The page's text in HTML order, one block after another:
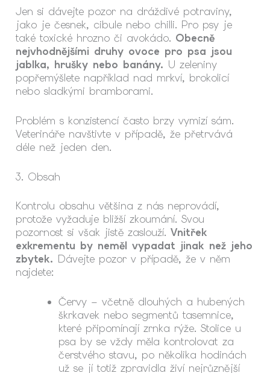
Jen si dávejte pozor na dráždivé potraviny,
jako je česnek, cibule nebo chilli. Pro psy je
také toxické hrozno či avokádo. Obecně
nejvhodnějšími druhy ovoce pro psa jsou
jablka, hrušky nebo banány. U zeleniny
popřemýšlete například nad mrkví, brokolicí
nebo sladkými bramborami.
Problém s konzistencí často brzy vymizí sám.
Veterináře navštivte v případě, že přetrvává
déle než jeden den.
3. Obsah
Kontrolu obsahu většina z nás neprovádí,
protože vyžaduje bližší zkoumání. Svou
pozornost si však jistě zaslouží.Vnitřek
exkrementu by neměl vypadat jinak než jeho
zbytek. Dávejte pozor v případě, že v něm
najdete:
Červy – včetně dlouhých a hubených
škrkavek nebo segmentů tasemnice,
které připomínají zrnka rýže. Stolice u
psa by se vždy měla kontrolovat za
čerstvého stavu, po několika hodinách
už se jí totiž zpravidla živí nejrůznější